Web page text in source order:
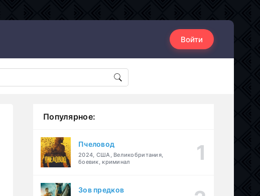
Войти
Популярное:
Пчеловод
2024, США, Великобритания,
боевик, криминал
Зов предков